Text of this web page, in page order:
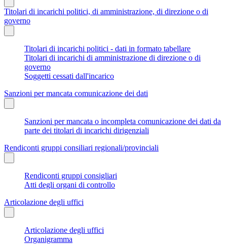
Titolari di incarichi politici, di amministrazione, di direzione o di
governo
Titolari di incarichi politici - dati in formato tabellare
Titolari di incarichi di amministrazione di direzione o di
governo
Soggetti cessati dall'incarico
Sanzioni per mancata comunicazione dei dati
Sanzioni per mancata o incompleta comunicazione dei dati da
parte dei titolari di incarichi dirigenziali
Rendiconti gruppi consiliari regionali/provinciali
Rendiconti gruppi consigliari
Atti degli organi di controllo
Articolazione degli uffici
Articolazione degli uffici
Organigramma